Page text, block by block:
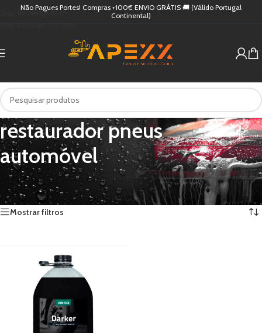
Skip to navigation
Não Pagues Portes! Compras +100€ ENVIO GRÁTIS 🚚 (Válido Portugal
Continental)
restaurador pneus
automóvel
Início/Produtos etiquetados com “restaurador pneus automóvel”
Apenas um resultado
Mostrar filtros